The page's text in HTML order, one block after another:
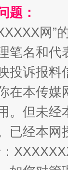
题：
网”
笔名和
投诉报
在本传
。但未
已经本